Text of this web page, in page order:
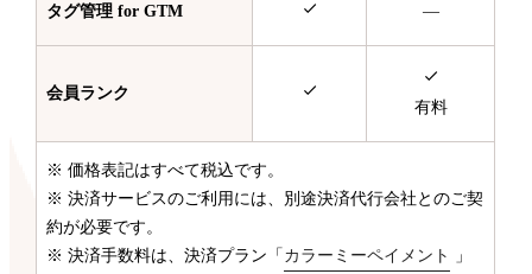
タグ管理 for GTM —
会員ランク
有料
※ 価格表記はすべて税込です。
※ 決済サービスのご利用には、別途決済代行会社とのご契
約が必要です。
※ 決済手数料は、決済プラン「 カラーミーペイメント
」